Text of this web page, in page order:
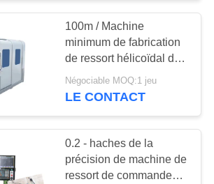
à cintrer de
minimum expédient
100m / Machine
minimum de fabrication
de ressort hélicoïdal de
vitesse d'alimentation
pour l'acier à faible
Négociable MOQ:1 jeu
LE CONTACT
0.2 - haches de la
précision de machine de
ressort de commande